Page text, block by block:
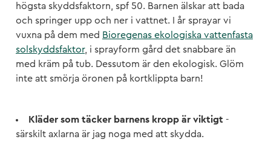
högsta skyddsfaktorn, spf 50. Barnen älskar att bada
och springer upp och ner i vattnet. I år sprayar vi
vuxna på dem med Bioregenas ekologiska vattenfasta
solskyddsfaktor, i sprayform gård det snabbare än
med kräm på tub. Dessutom är den ekologisk. Glöm
inte att smörja öronen på kortklippta barn!
Kläder som täcker barnens kropp är viktigt -
särskilt axlarna är jag noga med att skydda.